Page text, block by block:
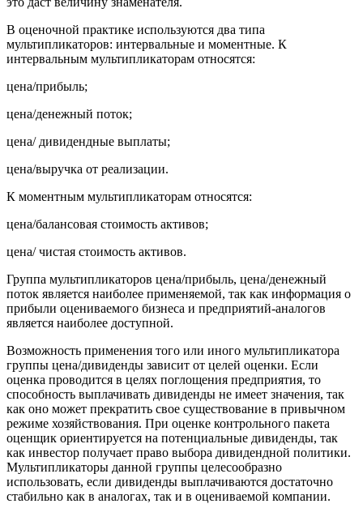
В оценочной практике используются два типа
мультипликаторов: интервальные и моментные. К
интервальным мультипликаторам относятся:
цена/прибыль;
цена/денежный поток;
цена/ дивидендные выплаты;
цена/выручка от реализации.
К моментным мультипликаторам относятся:
цена/балансовая стоимость активов;
цена/ чистая стоимость активов.
Группа мультипликаторов цена/прибыль, цена/денежный
поток является наиболее применяемой, так как информация о
прибыли оцениваемого бизнеса и предприятий-аналогов
является наиболее доступной.
Возможность применения того или иного мультипликатора
группы цена/дивиденды зависит от целей оценки. Если
оценка проводится в целях поглощения предприятия, то
способность выплачивать дивиденды не имеет значения, так
как оно может прекратить свое существование в привычном
режиме хозяйствования. При оценке контрольного пакета
оценщик ориентируется на потенциальные дивиденды, так
как инвестор получает право выбора дивидендной политики.
Мультипликаторы данной группы целесообразно
использовать, если дивиденды выплачиваются достаточно
стабильно как в аналогах, так и в оцениваемой компании.